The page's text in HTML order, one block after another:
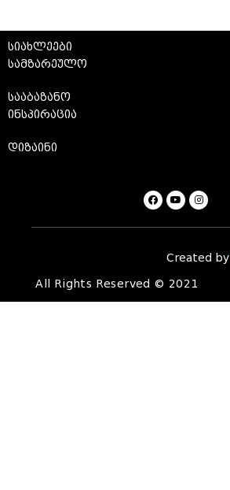
სიახლეები
სამზარეულო
სააბაზანო
ინსპირაცია
დიზაინი
Created by
All Rights Reserved © 2021